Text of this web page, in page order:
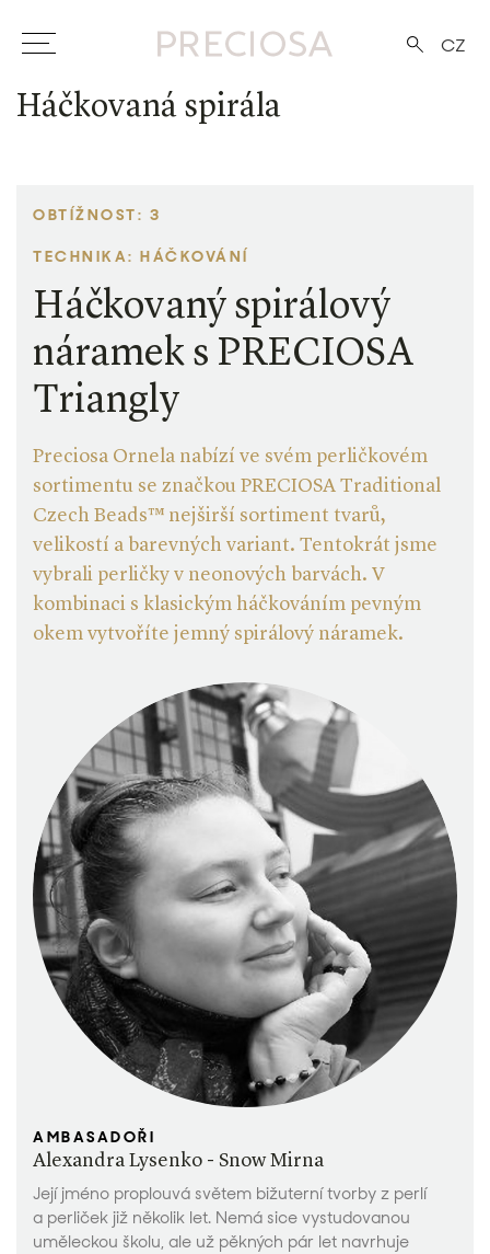
CZ
Háčkovaná spirála
OBTÍŽNOST: 3
TECHNIKA: HÁČKOVÁNÍ
Háčkovaný spirálový
náramek s PRECIOSA
Triangly
Preciosa Ornela nabízí ve svém perličkovém
sortimentu se značkou PRECIOSA Traditional
Czech Beads™ nejširší sortiment tvarů,
velikostí a barevných variant. Tentokrát jsme
vybrali perličky v neonových barvách. V
kombinaci s klasickým háčkováním pevným
okem vytvoříte jemný spirálový náramek.
AMBASADOŘI
Alexandra Lysenko - Snow Mirna
Její jméno proplouvá světem bižuterní tvorby z perlí
a perliček již několik let. Nemá sice vystudovanou
uměleckou školu, ale už pěkných pár let navrhuje